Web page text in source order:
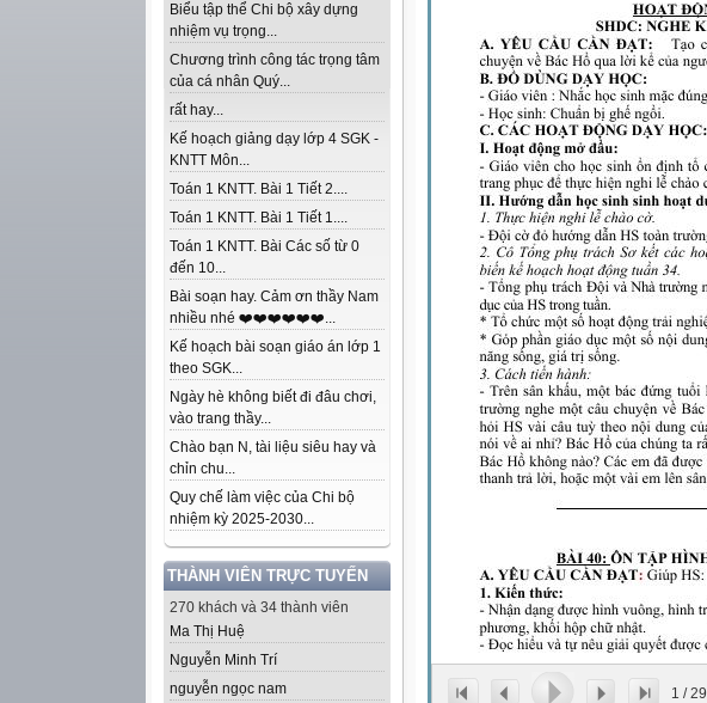
Biểu tập thể Chi bộ xây dựng
nhiệm vụ trọng...
Chương trình công tác trọng tâm
của cá nhân Quý...
rất hay...
Kế hoạch giảng dạy lớp 4 SGK -
KNTT Môn...
Toán 1 KNTT. Bài 1 Tiết 2....
Toán 1 KNTT. Bài 1 Tiết 1....
Toán 1 KNTT. Bài Các số từ 0
đến 10...
Bài soạn hay. Cảm ơn thầy Nam
nhiều nhé ❤️❤️❤️❤️❤️❤️...
Kế hoạch bài soạn giáo án lớp 1
theo SGK...
Ngày hè không biết đi đâu chơi,
vào trang thầy...
Chào bạn N, tài liệu siêu hay và
chỉn chu...
Quy chế làm việc của Chi bộ
nhiệm kỳ 2025-2030...
THÀNH VIÊN TRỰC TUYẾN
270 khách và 34 thành viên
Ma Thị Huệ
Nguyễn Minh Trí
nguyễn ngọc nam
1 /29